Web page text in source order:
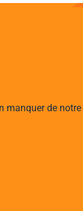
manquer de notre